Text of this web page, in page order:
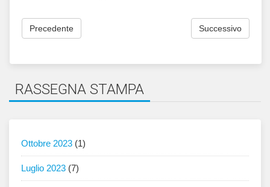
Precedente Successivo
RASSEGNA STAMPA
Ottobre 2023 (1)
Luglio 2023 (7)